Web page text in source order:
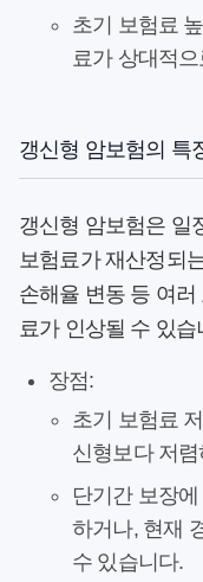
초기 보험료
료가 상대적
갱신형 암보험의 특
갱신형 암보험은 일
보험료가 재산정되
손해율 변동 등 여
료가 인상될 수 있습
장점:
초기 보험료
신형보다 저
단기간 보장
하거나, 현재
수 있습니다.